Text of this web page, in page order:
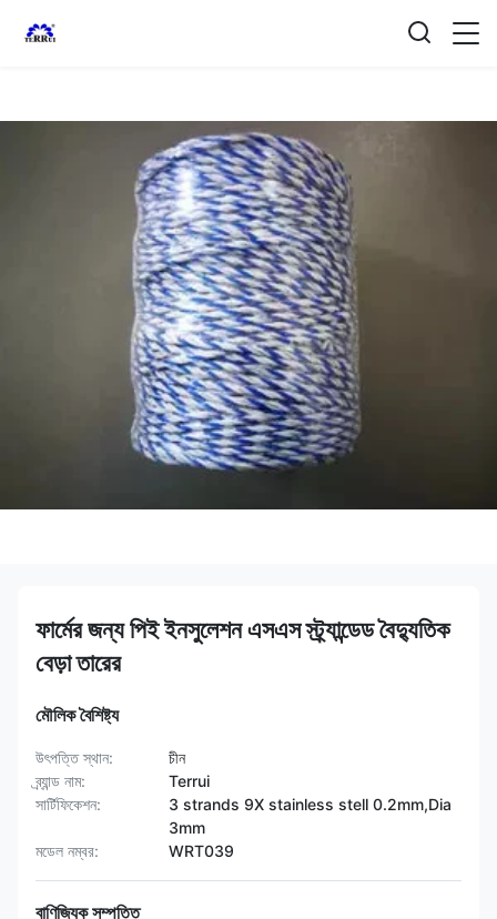
ফার্মের জন্য পিই ইনসুলেশন এসএস স্ট্র্যান্ডেড বৈদ্যুতিক
বেড়া তারের
মৌলিক বৈশিষ্ট্য
উৎপত্তি স্থান:
চীন
ব্র্যান্ড নাম:
Terrui
সার্টিফিকেশন:
3 strands 9X stainless stell 0.2mm,Dia
3mm
মডেল নম্বর:
WRT039
বাণিজ্যিক সম্পত্তি